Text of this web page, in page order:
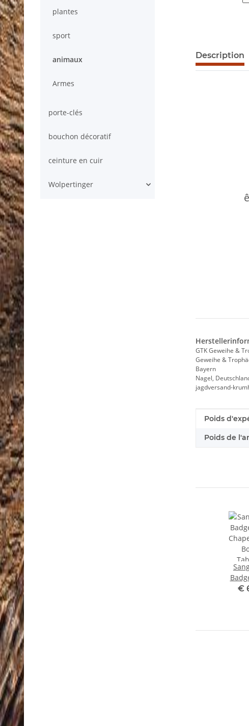
afficher plus
Description
GTK Geweihe &
Geweihe &
Bayern
Nagel,
jagdversand-
Valeur
Poids
Poids de
€
plantes
sport
animaux
Armes
porte-clés
bouchon décoratif
ceinture en cuir
Wolpertinger